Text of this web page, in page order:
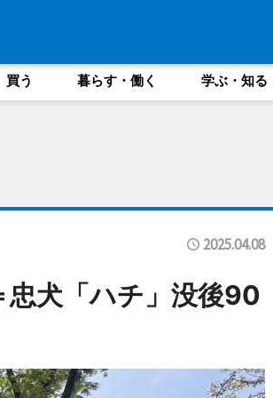
買う 暮らす・働く 学ぶ・知る
2025.04.08
忠犬「ハチ」没後90